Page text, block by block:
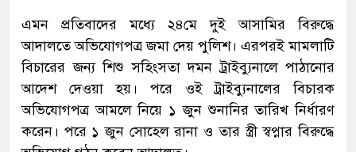
এমন প্রতিবাদের মধ্যে ২৪মে দুই আসামির বিরুদ্ধে
আদালতে অভিযোগপত্র জমা দেয় পুলিশ। এরপরই মামলাটি
বিচারের জন্য শিশু সহিংসতা দমন ট্রাইব্যুনালে পাঠানোর
আদেশ দেওয়া হয়। পরে ওই ট্রাইব্যুনালের বিচারক
অভিযোগপত্র আমলে নিয়ে ১ জুন শুনানির তারিখ নির্ধারণ
করেন। পরে ১ জুন সোহেল রানা ও তার স্ত্রী স্বপ্নার বিরুদ্ধে